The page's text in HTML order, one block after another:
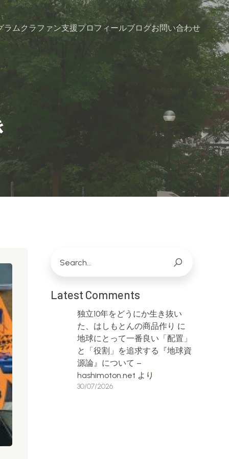
ラムクラファン支援プロフィールブログお問い合わせ
Latest Comments
独立10年をどうにか生き抜い
た、はしもとんの商品作り に
地球にとって一番良い「配置」
と「役割」を追求する『地球資
源論』について –
hashimoton.net より
30/07/2026